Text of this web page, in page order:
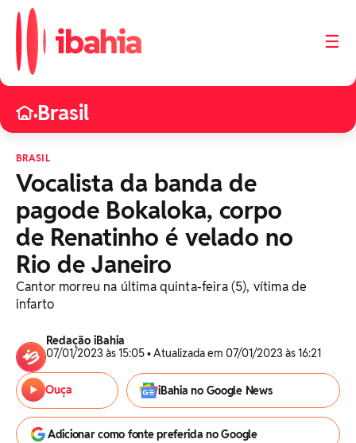
☰
•Brasil
BRASIL
Vocalista da banda de
pagode Bokaloka, corpo
de Renatinho é velado no
Rio de Janeiro
Cantor morreu na última quinta-feira (5), vítima de
infarto
Redação iBahia
07/01/2023 às 15:05 • Atualizada em 07/01/2023 às 16:21
Ouça iBahia no Google News
Adicionar como fonte preferida no Google